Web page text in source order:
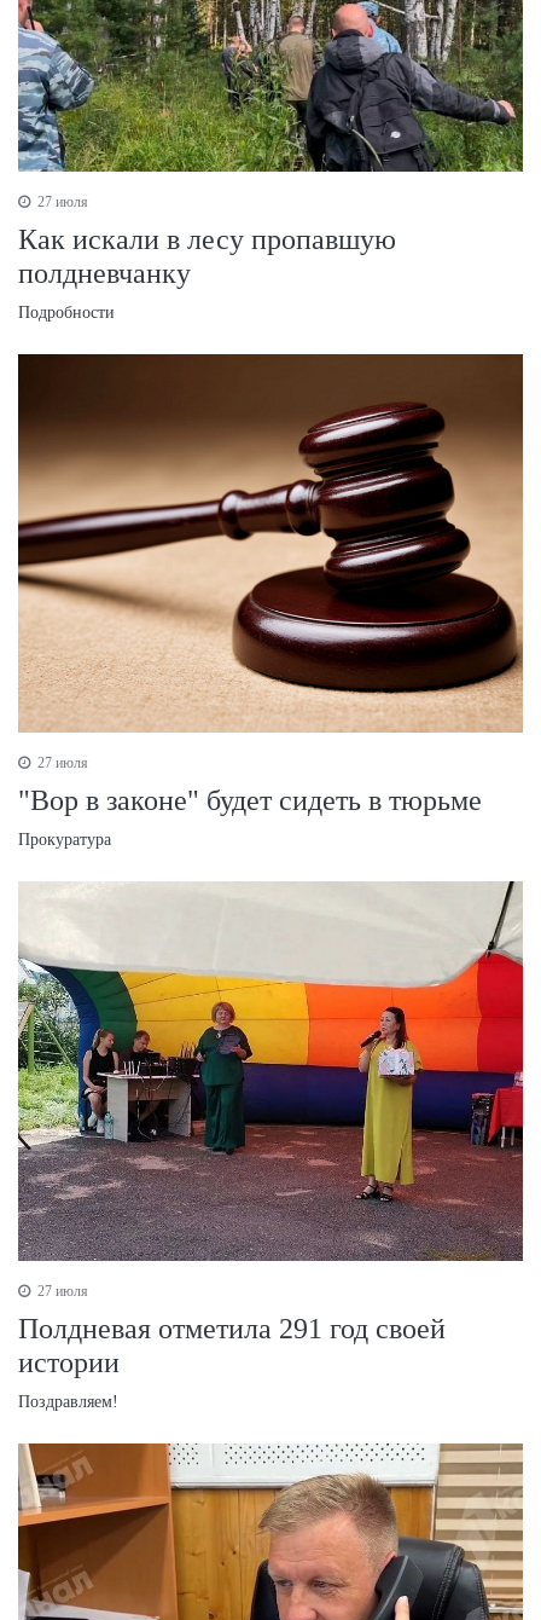
27 июля
Как искали в лесу пропавшую
полдневчанку
Подробности
27 июля
"Вор в законе" будет сидеть в тюрьме
Прокуратура
27 июля
Полдневая отметила 291 год своей
истории
Поздравляем!